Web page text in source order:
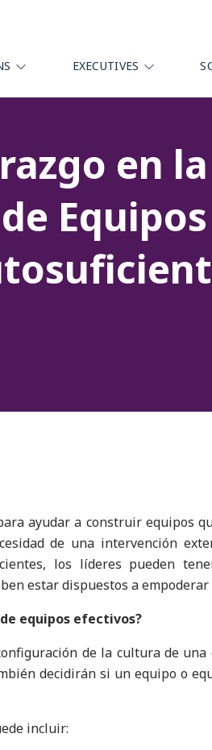
EXECUTIVES
en la
Equipos
ayudar a construir equipos
de una intervención
los líderes pueden
estar dispuestos a empoderar
equipos efectivos?
de la cultura de
decidirán si un equipo o
incluir: